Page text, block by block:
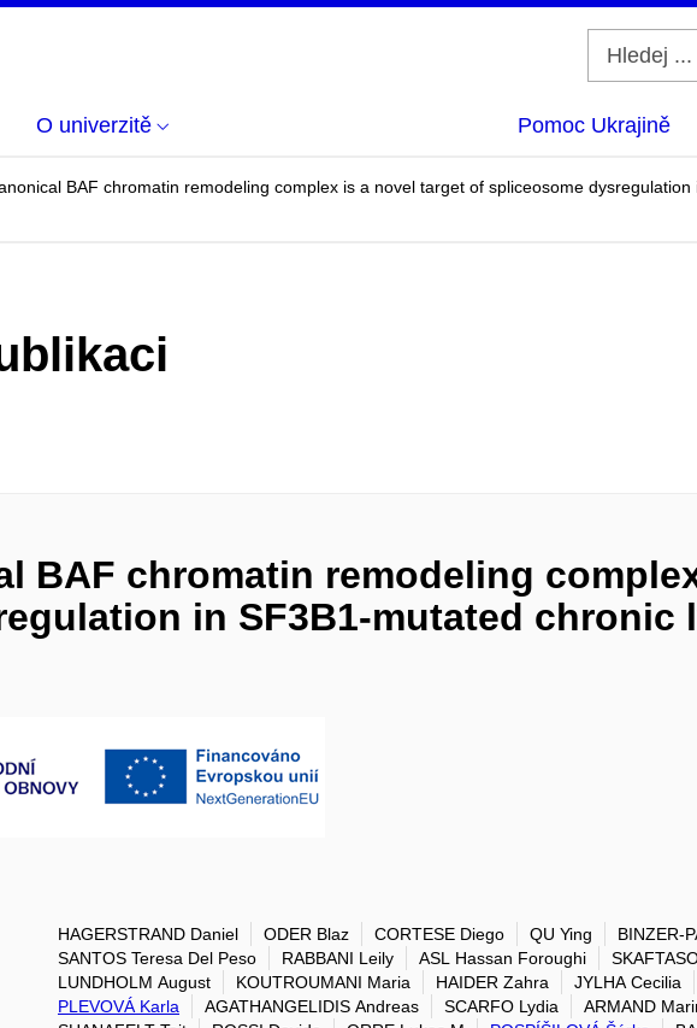
O univerzitě Pomoc Ukrajině
BAF chromatin remodeling complex is a novel target of spliceosome
BAF chromatin remodeling
in SF3B1-mutated chronic
HAGERSTRAND Daniel ODER Blaz CORTESE Diego QU Ying BINZER-
SANTOS Teresa Del Peso
RABBANI Leily ASL Hassan Foroughi
LUNDHOLM August
KOUTROUMANI Maria HAIDER Zahra JYLHA Cecilia
PLEVOVÁ Karla
AGATHANGELIDIS Andreas SCARFO Lydia ARMAND